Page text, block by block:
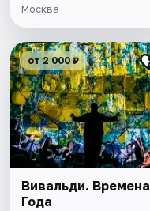
Москва
от 2 000 ₽
Вивальди. Времена
Года